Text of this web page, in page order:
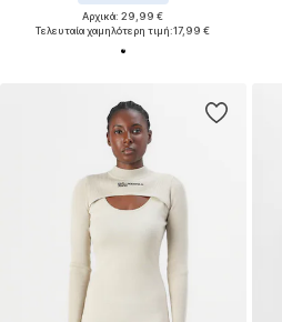
Αρχικά: 29,99 €
Τελευταία χαμηλότερη τιμή:17,99 €